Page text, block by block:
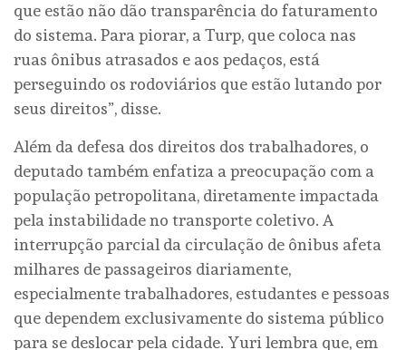
que estão não dão transparência do faturamento
do sistema. Para piorar, a Turp, que coloca nas
ruas ônibus atrasados e aos pedaços, está
perseguindo os rodoviários que estão lutando por
seus direitos”, disse.
Além da defesa dos direitos dos trabalhadores, o
deputado também enfatiza a preocupação com a
população petropolitana, diretamente impactada
pela instabilidade no transporte coletivo. A
interrupção parcial da circulação de ônibus afeta
milhares de passageiros diariamente,
especialmente trabalhadores, estudantes e pessoas
que dependem exclusivamente do sistema público
para se deslocar pela cidade. Yuri lembra que, em